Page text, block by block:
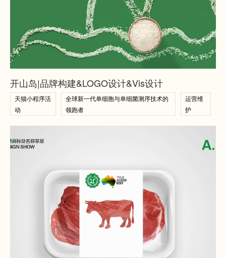
查看案例
查看案例
开山岛|品牌构建&LOGO设计&Vis设计
天猫小程序活
动
全球新一代单细胞与单细菌测序技术的
领跑者
运营维
护